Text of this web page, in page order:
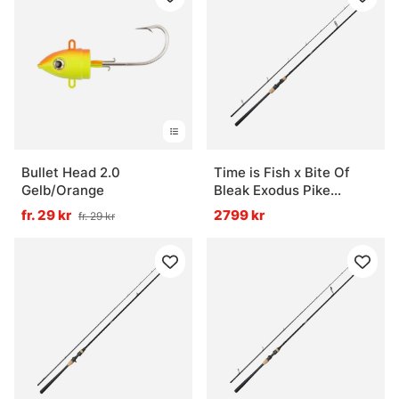
Vad är spinnfiske?
Vad är bra beten till spinnfiske?
Vad är skillnaden mellan haspelrulle och
multirulle vid spinnfiske?
Vad är ett bra spinnfiskeset för nybörjare?
Bullet Head 2.0
Gelb/Orange
fr. 29 kr fr. 29 kr
Time is Fish x Bite Of
Bleak Exodus Pike
Spinning 7'9 F 30-80g
2799 kr